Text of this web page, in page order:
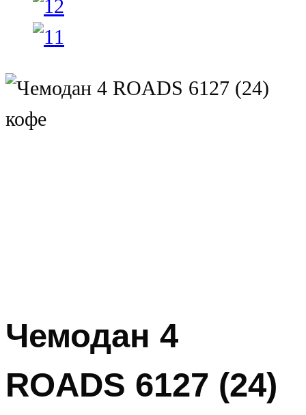
Чемодан 4
ROADS 6127 (24)